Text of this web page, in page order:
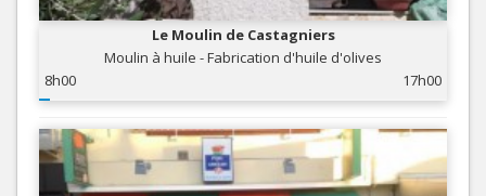
Le Moulin de Castagniers
Moulin à huile - Fabrication d'huile d'olives
8h00
17h00